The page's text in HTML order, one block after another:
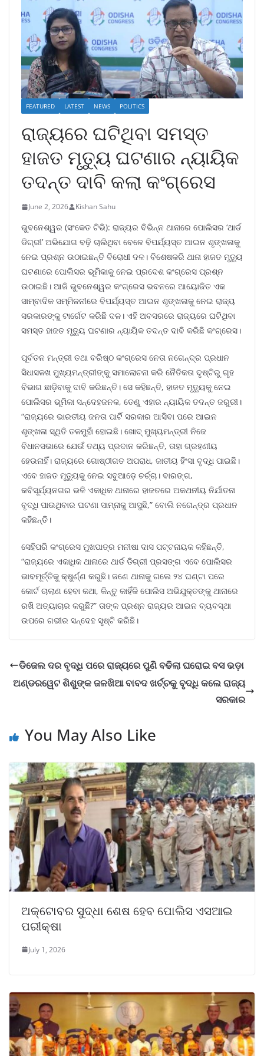
FEATURED LATEST NEWS POLITICS
ରାଜ୍ୟରେ ଘଟିଥିବା ସମସ୍ତ
ହାଜତ ମୃତ୍ୟୁ ଘଟଣାର ନ୍ୟାୟିକ
ତଦନ୍ତ ଦାବି କଲା କଂଗ୍ରେସ
June 2, 2026 Kishan Sahu
ଭୁବନେଶ୍ୱର (ସଂକେତ ଟିଭି): ରାଜ୍ୟର ବିଭିନ୍ନ ଥାନାରେ ପୋଲିସର ‘ଥାର୍ଡ
ଡିଗ୍ରୀ’ ଅଭିଯୋଗ ବଢ଼ି ଚାଲିଥିବା ବେଳେ ବିପର୍ଯ୍ୟସ୍ତ ଆଇନ ଶୃଙ୍ଖଳାକୁ
ନେଇ ପ୍ରଶ୍ନ ଉଠାଇଛନ୍ତି ବିରୋଧୀ ଦଳ। ବିଶେଷକରି ଥାନା ହାଜତ ମୃତ୍ୟୁ
ଘଟଣାରେ ପୋଲିସର ଭୂମିକାକୁ ନେଇ ପ୍ରଦେଶ କଂଗ୍ରେସ ପ୍ରଶ୍ନ
ଉଠାଇଛି। ଆଜି ଭୁବନେଶ୍ୱର କଂଗ୍ରେସ ଭବନରେ ଆୟୋଜିତ ଏକ
ସାମ୍ବାଦିକ ସମ୍ମିଳନୀରେ ବିପର୍ଯ୍ୟସ୍ତ ଆଇନ ଶୃଙ୍ଖଳାକୁ ନେଇ ରାଜ୍ୟ
ସରକାରଙ୍କୁ ଟାର୍ଗେଟ କରିଛି ଦଳ। ଏହି ଅବସରରେ ରାଜ୍ୟରେ ଘଟିଥିବା
ସମସ୍ତ ହାଜତ ମୃତ୍ୟୁ ଘଟଣାର ନ୍ୟାୟିକ ତଦନ୍ତ ଦାବି କରିଛି କଂଗ୍ରେସ।
ପୂର୍ବତନ ମନ୍ତ୍ରୀ ତଥା ବରିଷ୍ଠ କଂଗ୍ରେସ ନେତା ନଗେନ୍ଦ୍ର ପ୍ରଧାନ
ସିଧାସଳଖ ମୁଖ୍ୟମନ୍ତ୍ରୀଙ୍କୁ ସମାଲୋଚନା କରି ନୈତିକତା ଦୃଷ୍ଟିରୁ ଗୃହ
ବିଭାଗ ଛାଡ଼ିବାକୁ ଦାବି କରିଛନ୍ତି। ସେ କହିଛନ୍ତି, ହାଜତ ମୃତ୍ୟୁକୁ ନେଇ
ପୋଲିସର ଭୂମିକା ସନ୍ଦେହଜନକ, ତେଣୁ ଏହାର ନ୍ୟାୟିକ ତଦନ୍ତ ଜରୁରୀ।
“ରାଜ୍ୟରେ ଭାରତୀୟ ଜନତା ପାର୍ଟି ସରକାର ଆସିବା ପରେ ଆଇନ
ଶୃଙ୍ଖଳା ସ୍ଥିତି ତଳମୁହାଁ ହୋଇଛି। ଖୋଦ୍ ମୁଖ୍ୟମନ୍ତ୍ରୀ ନିଜେ
ବିଧାନସଭାରେ ଯେଉଁ ତଥ୍ୟ ପ୍ରଦାନ କରିଛନ୍ତି, ତାହା ଗ୍ରହଣୀୟ
ହେଉନାହିଁ। ରାଜ୍ୟରେ ଗୋଷ୍ଠୀଗତ ଅପରାଧ, ଜାତୀୟ ହିଂସା ବୃଦ୍ଧି ପାଇଛି।
ଏବେ ହାଜତ ମୃତ୍ୟୁକୁ ନେଇ ସବୁଆଡ଼େ ଚର୍ଚ୍ଚା। ବାରଙ୍ଗ,
କବିସୂର୍ଯ୍ୟନଗର ଭଳି ଏକାଧିକ ଥାନାରେ ହାଜତରେ ଅକଥନୀୟ ନିର୍ଯାତନା
ବୃଦ୍ଧି ପାଉଥିବାର ଘଟଣା ସାମ୍ନାକୁ ଆସୁଛି,” ବୋଲି ନଗେନ୍ଦ୍ର ପ୍ରଧାନ
କହିଛନ୍ତି।
ସେହିପରି କଂଗ୍ରେସ ମୁଖପାତ୍ର ମନୀଷା ଦାସ ପଟ୍ଟନାୟକ କହିଛନ୍ତି,
“ରାଜ୍ୟରେ ଏକାଧିକ ଥାନାରେ ଥାର୍ଡ ଡିଗ୍ରୀ ପ୍ରସଙ୍ଗ ଏବେ ପୋଲିସର
ଭାବମୂର୍ତ୍ତିକୁ କ୍ଷୁର୍ଣ୍ଣ କରୁଛି। ଜଣେ ଥାନାକୁ ଗଲେ ୨୪ ଘଣ୍ଟା ପରେ
କୋର୍ଟ ଚାଲାଣ ହେବା କଥା, କିନ୍ତୁ କାହିଁକି ପୋଲିସ ଅଭିଯୁକ୍ତଙ୍କୁ ଥାନାରେ
ରଖି ଅତ୍ୟାଚାର କରୁଛି?” ତାଙ୍କ ପ୍ରଶ୍ନ ରାଜ୍ୟର ଆଇନ ବ୍ୟବସ୍ଥା
ଉପରେ ଗଭୀର ସନ୍ଦେହ ସୃଷ୍ଟି କରିଛି।
ଡିଜେଲ ଦର ବୃଦ୍ଧି ପରେ ରାଜ୍ୟରେ ପୁଣି ବଢିଲା ଘରୋଇ ବସ ଭଡ଼ା
ଅଣ୍ଡରୱେଟ ଶିଶୁଙ୍କ ଜଳଖିଆ ବାବଦ ଖର୍ଚ୍ଚକୁ ବୃଦ୍ଧି କଲେ ରାଜ୍ୟ
ସରକାର
You May Also Like
ଅକ୍ଟୋବର ସୁଦ୍ଧା ଶେଷ ହେବ ପୋଲିସ ଏସଆଇ
ପରୀକ୍ଷା
July 1, 2026